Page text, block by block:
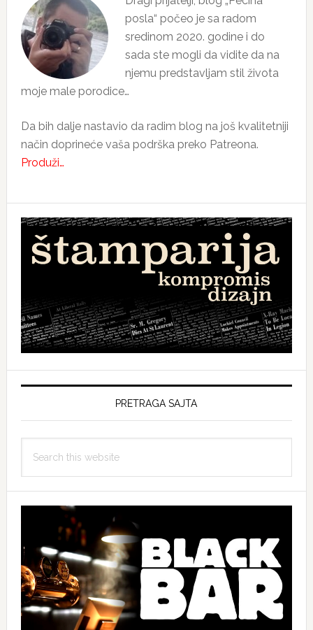
posla“ počeo je sa radom
sredinom 2020. godine i do
sada ste mogli da vidite da na
njemu predstavljam stil života
moje male porodice…
Da bih dalje nastavio da radim blog na još kvalitetniji
način doprineće vaša podrška preko Patreona.
Produži…
PRETRAGA SAJTA
this